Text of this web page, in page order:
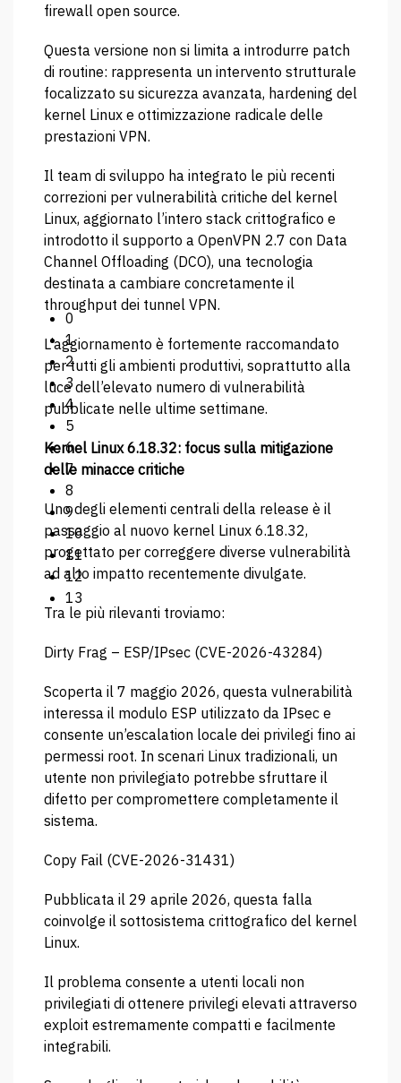
0
1
2
3
4
5
6
7
8
9
10
11
12
13
firewall open source.
Questa versione non si limita a introdurre patch
di routine: rappresenta un intervento strutturale
focalizzato su sicurezza avanzata, hardening del
kernel Linux e ottimizzazione radicale delle
prestazioni VPN.
Il team di sviluppo ha integrato le più recenti
correzioni per vulnerabilità critiche del kernel
Linux, aggiornato l’intero stack crittografico e
introdotto il supporto a OpenVPN 2.7 con Data
Channel Offloading (DCO), una tecnologia
destinata a cambiare concretamente il
throughput dei tunnel VPN.
L’aggiornamento è fortemente raccomandato
per tutti gli ambienti produttivi, soprattutto alla
luce dell’elevato numero di vulnerabilità
pubblicate nelle ultime settimane.
Kernel Linux 6.18.32: focus sulla mitigazione
delle minacce critiche
Uno degli elementi centrali della release è il
passaggio al nuovo kernel Linux 6.18.32,
progettato per correggere diverse vulnerabilità
ad alto impatto recentemente divulgate.
Tra le più rilevanti troviamo:
Dirty Frag – ESP/IPsec (CVE-2026-43284)
Scoperta il 7 maggio 2026, questa vulnerabilità
interessa il modulo ESP utilizzato da IPsec e
consente un’escalation locale dei privilegi fino ai
permessi root. In scenari Linux tradizionali, un
utente non privilegiato potrebbe sfruttare il
difetto per compromettere completamente il
sistema.
Copy Fail (CVE-2026-31431)
Pubblicata il 29 aprile 2026, questa falla
coinvolge il sottosistema crittografico del kernel
Linux.
Il problema consente a utenti locali non
privilegiati di ottenere privilegi elevati attraverso
exploit estremamente compatti e facilmente
integrabili.